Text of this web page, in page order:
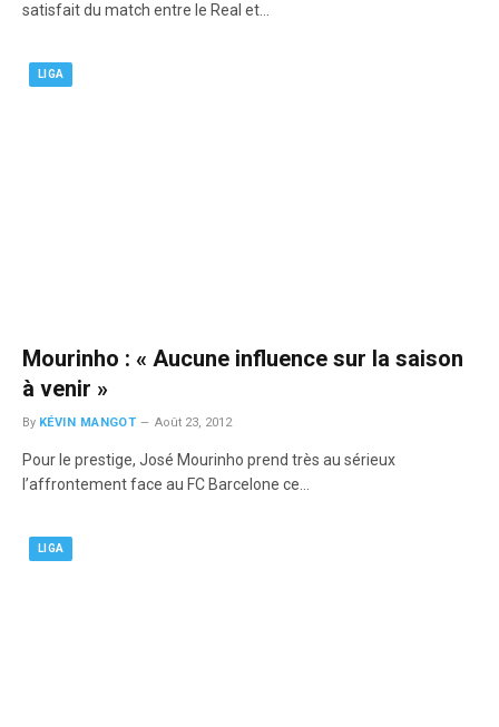
satisfait du match entre le Real et…
LIGA
Mourinho : « Aucune influence sur la saison
à venir »
By KÉVIN MANGOT Août 23, 2012
Pour le prestige, José Mourinho prend très au sérieux
l’affrontement face au FC Barcelone ce…
LIGA